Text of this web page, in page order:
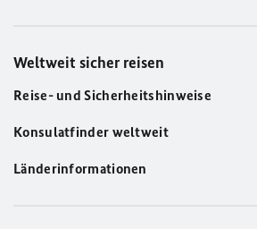
Weltweit sicher reisen
Reise- und Sicherheitshinweise
Konsulatfinder weltweit
Länderinformationen